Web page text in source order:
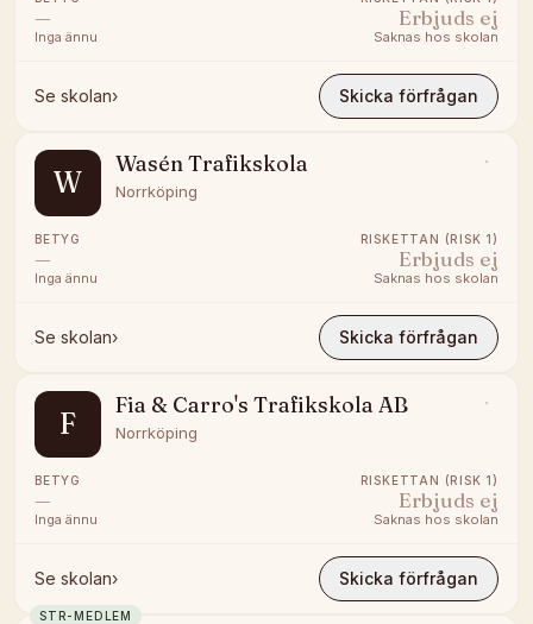
—
Inga ännu
Erbjuds ej
Saknas hos skolan
Se skolan› Skicka förfrågan
W
Wasén Trafikskola
Norrköping
BETYG
—
Inga ännu
RISKETTAN (RISK 1)
Erbjuds ej
Saknas hos skolan
Se skolan› Skicka förfrågan
F
Fia & Carro's Trafikskola AB
Norrköping
BETYG
—
Inga ännu
RISKETTAN (RISK 1)
Erbjuds ej
Saknas hos skolan
Se skolan› Skicka förfrågan
STR-MEDLEM